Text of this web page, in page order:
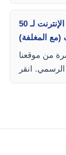
هل يمكنني طلب عرض أسعار عبر الإنترنت لـ 50KG
من موقعنا